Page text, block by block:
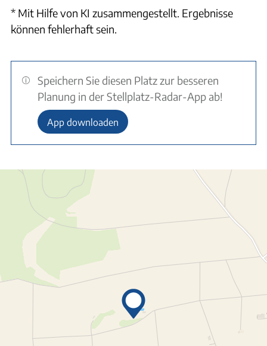
* Mit Hilfe von KI zusammengestellt. Ergebnisse
können fehlerhaft sein.
Speichern Sie diesen Platz zur besseren
Planung in der Stellplatz-Radar-App ab!
App downloaden